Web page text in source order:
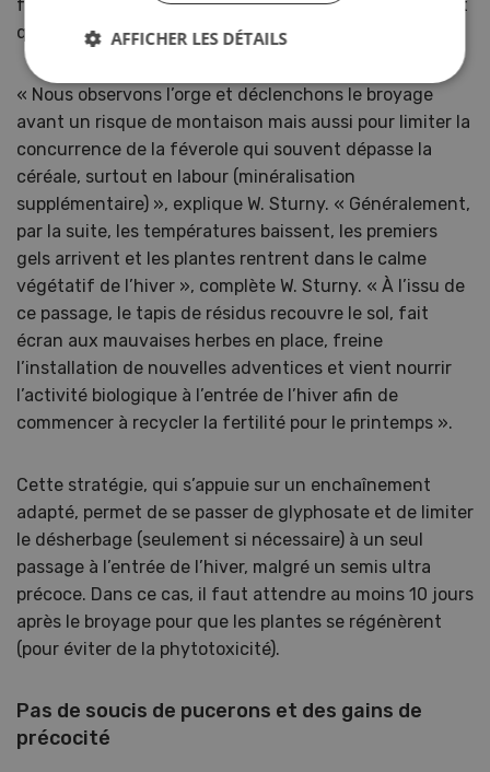
fournissent un bon complément de végétation en tant
que plantes compagnes.
« Nous observons l’orge et déclenchons le broyage
avant un risque de montaison mais aussi pour limiter la
concurrence de la féverole qui souvent dépasse la
céréale, surtout en labour (minéralisation
supplémentaire) », explique W. Sturny. « Généralement,
par la suite, les températures baissent, les premiers
gels arrivent et les plantes rentrent dans le calme
végétatif de l’hiver », complète W. Sturny. « À l’issu de
ce passage, le tapis de résidus recouvre le sol, fait
écran aux mauvaises herbes en place, freine
l’installation de nouvelles adventices et vient nourrir
l’activité biologique à l’entrée de l’hiver afin de
commencer à recycler la fertilité pour le printemps ».
Cette stratégie, qui s’appuie sur un enchaînement
adapté, permet de se passer de glyphosate et de limiter
le désherbage (seulement si nécessaire) à un seul
passage à l’entrée de l’hiver, malgré un semis ultra
précoce. Dans ce cas, il faut attendre au moins 10 jours
après le broyage pour que les plantes se régénèrent
(pour éviter de la phytotoxicité).
Pas de soucis de pucerons et des gains de
précocité
AFFICHER LES DÉTAILS